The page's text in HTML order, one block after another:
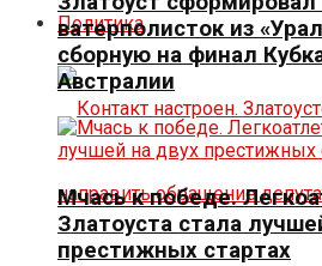
Политика
ватерполисток из
сборную на финал
Австралии
Мчась к победе.
Златоуста стала
престижных стартах